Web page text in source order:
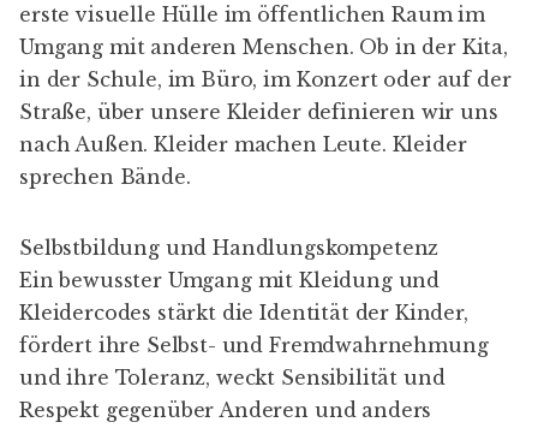
erste visuelle Hülle im öffentlichen Raum im
Umgang mit anderen Menschen. Ob in der Kita,
in der Schule, im Büro, im Konzert oder auf der
Straße, über unsere Kleider definieren wir uns
nach Außen. Kleider machen Leute. Kleider
sprechen Bände.
Selbstbildung und Handlungskompetenz
Ein bewusster Umgang mit Kleidung und
Kleidercodes stärkt die Identität der Kinder,
fördert ihre Selbst- und Fremdwahrnehmung
und ihre Toleranz, weckt Sensibilität und
Respekt gegenüber Anderen und anders